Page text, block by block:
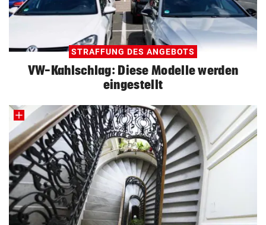
STRAFFUNG DES ANGEBOTS
VW-Kahlschlag: Diese Modelle werden
eingestellt